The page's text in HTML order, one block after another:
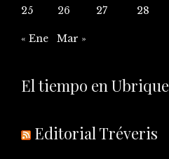
25
26 27 28
« Ene Mar »
El tiempo en Ubrique
Editorial Tréveris